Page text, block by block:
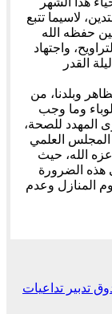
لاسيما تتبع
حفظه الله
واجتهاد
القدر
وبلدنا، من
وما وجب
المهدد للصحة،
المجلس العلمي
الله، حيث
هذه الضرورة
المنازل وعدم
تدبير تداعيات